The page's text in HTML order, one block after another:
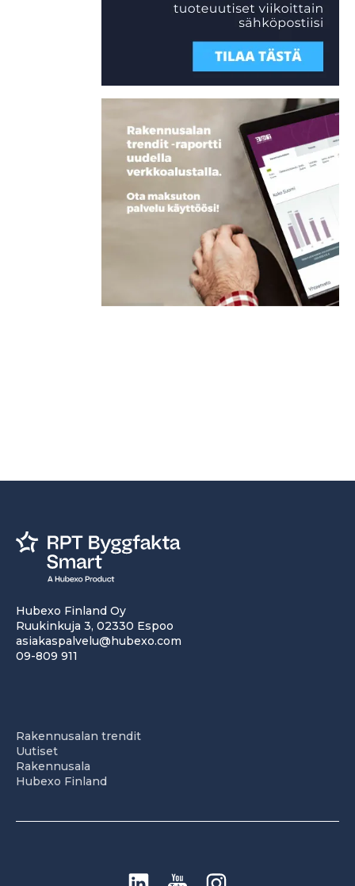
Hubexo Finland Oy
Ruukinkuja 3, 02330 Espoo
asiakaspalvelu@hubexo.com
09-809 911
Rakennusalan trendit
Uutiset
Rakennusala
Hubexo Finland